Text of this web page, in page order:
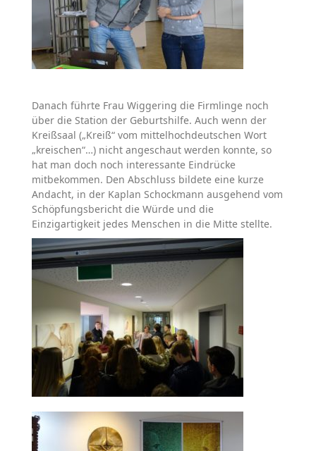
Danach führte Frau Wiggering die Firmlinge noch
über die Station der Geburtshilfe. Auch wenn der
Kreißsaal („Kreiß“ vom mittelhochdeutschen Wort
„kreischen“…) nicht angeschaut werden konnte, so
hat man doch noch interessante Eindrücke
mitbekommen. Den Abschluss bildete eine kurze
Andacht, in der Kaplan Schockmann ausgehend vom
Schöpfungsbericht die Würde und die
Einzigartigkeit jedes Menschen in die Mitte stellte.